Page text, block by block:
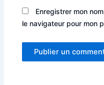
Enregistrer mon
le navigateur pour mon